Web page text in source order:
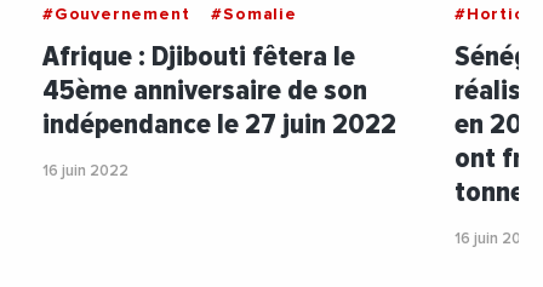
#Gouvernement
#Somalie
Afrique : Djibouti fêtera le
45ème anniversaire de son
indépendance le 27 juin 2022
16 juin 2022
réalisé
en
ont
tonnes
16 juin 2022